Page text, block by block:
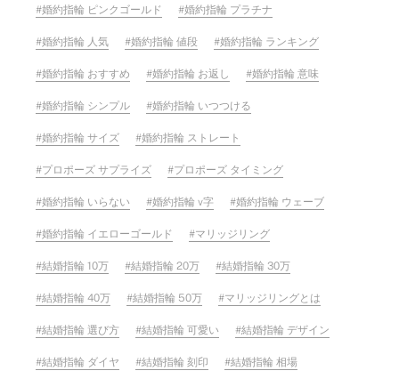
婚約指輪 ピンクゴールド 婚約指輪 プラチナ
婚約指輪 人気 婚約指輪 値段 婚約指輪 ランキング
婚約指輪 おすすめ 婚約指輪 お返し 婚約指輪 意味
婚約指輪 シンプル 婚約指輪 いつつける
婚約指輪 サイズ 婚約指輪 ストレート
プロポーズ サプライズ プロポーズ タイミング
婚約指輪 いらない 婚約指輪 v字 婚約指輪 ウェーブ
婚約指輪 イエローゴールド マリッジリング
結婚指輪 10万 結婚指輪 20万 結婚指輪 30万
結婚指輪 40万 結婚指輪 50万 マリッジリングとは
結婚指輪 選び方 結婚指輪 可愛い 結婚指輪 デザイン
結婚指輪 ダイヤ 結婚指輪 刻印 結婚指輪 相場